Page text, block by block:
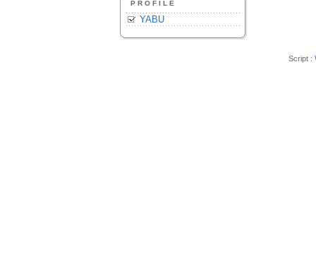
PROFILE
YABU
Script :